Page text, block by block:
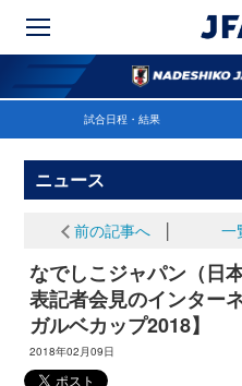
試合日程・結果
ニュース
前の記事へ 一
なでしこジャパン（日
表記者会見のインター
ガルベカップ2018】
2018年02月09日